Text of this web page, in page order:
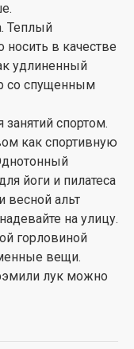
Теплый
в качестве
удлиненный
со спущенным
спортом.
как спортивную
йоги и пилатеса
весной альт
на улицу.
горловиной
вещи.
лук можно